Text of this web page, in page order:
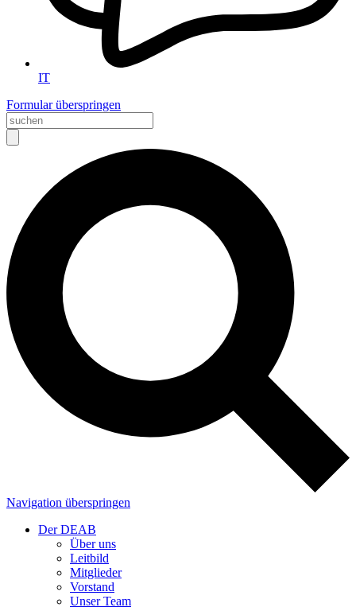
IT
Formular überspringen
Navigation überspringen
Der DEAB
Über uns
Leitbild
Mitglieder
Vorstand
Unser Team